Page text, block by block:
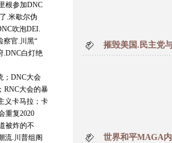
根参加DNC
.米歇尔伪
吹泡DEI.
察官.川黑“
.DNC白灯绝
；DNC大会
RNC大会的暴
义卡马拉；卡
重复2020
被炸的不
流.川普组阁
摧毁美国.民主党
世界和平MAGA